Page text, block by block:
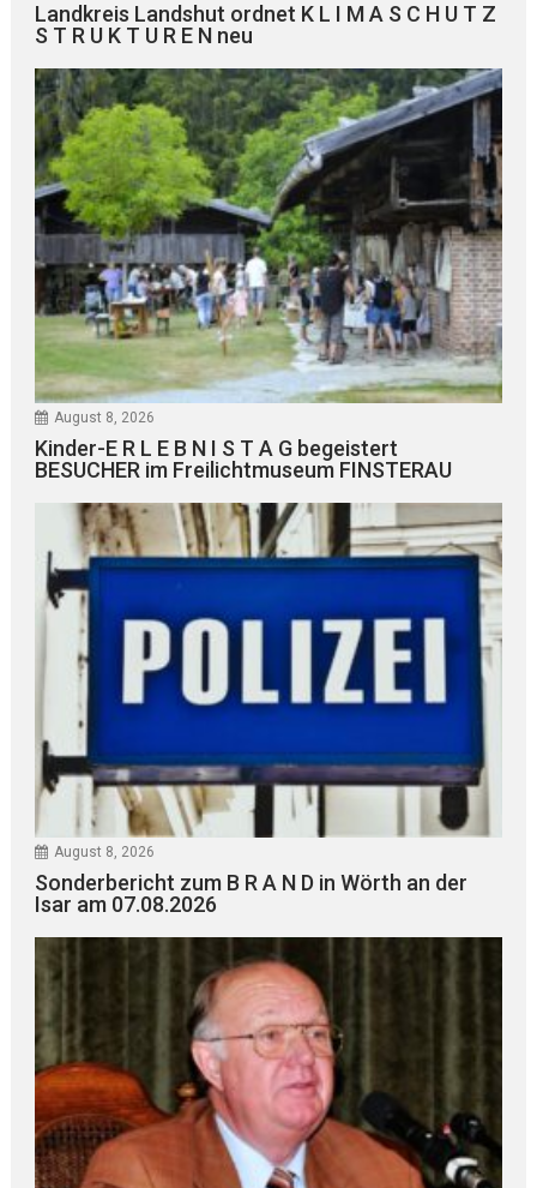
Landkreis Landshut ordnet K L I M A S C H U T Z
S T R U K T U R E N neu
August 8, 2026
Kinder-E R L E B N I S T A G begeistert
BESUCHER im Freilichtmuseum FINSTERAU
August 8, 2026
Sonderbericht zum B R A N D in Wörth an der
Isar am 07.08.2026